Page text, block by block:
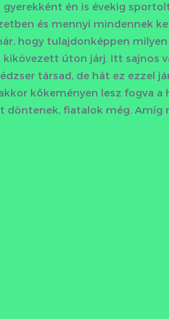
gyerekként én is évekig
és mennyi mindennek
hogy tulajdonképpen
kikövezett úton járj. Itt sajnos
társad, de hát ez ezzel
kőkeményen lesz fogva
döntenek, fiatalok még. Amíg